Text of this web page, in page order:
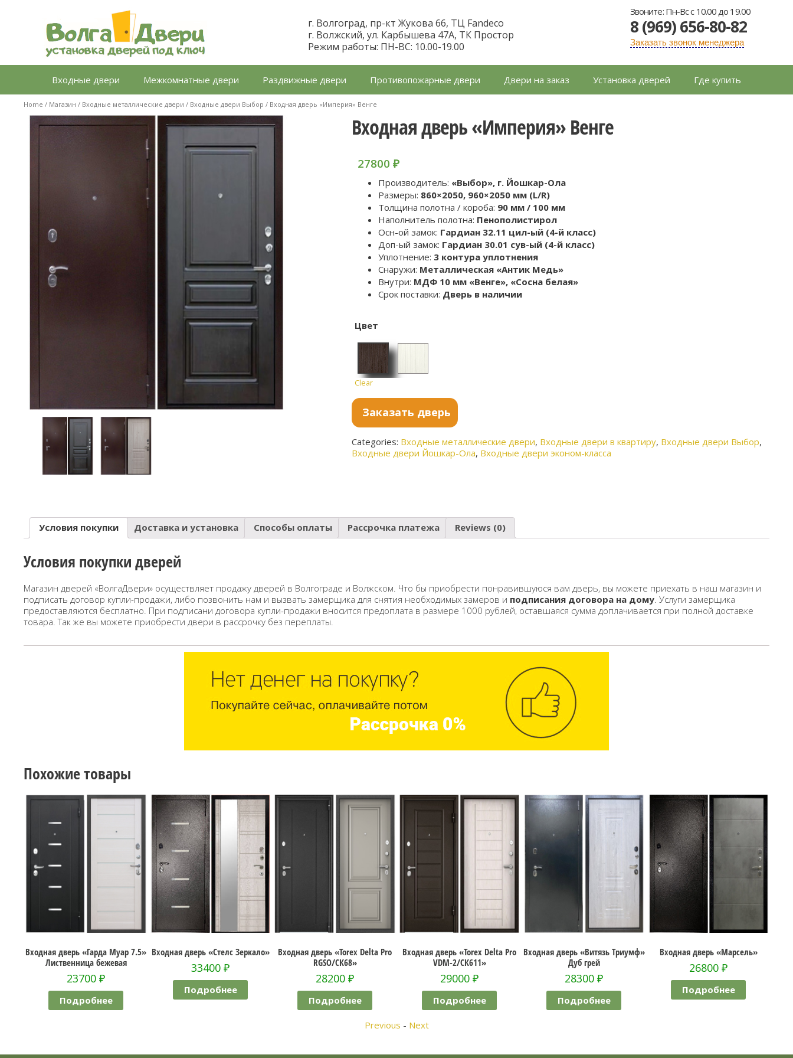
содержимому
г. Волгоград, пр-кт Жукова 66, ТЦ Fandeco
г. Волжский, ул. Карбышева 47А, ТК Простор
Режим работы: ПН-ВС: 10.00-19.00
Звоните: Пн-Вс с 10.00 до 19.00
8 (969) 656-80-82
Заказать звонок менеджера
Входные двери Межкомнатные двери Раздвижные двери Противопожарные двери Двери на заказ Установка дверей Где купить
Home / Магазин / Входные металлические двери / Входные двери Выбор / Входная дверь «Империя» Венге
Входная дверь «Империя» Венге
27800₽
Производитель: «Выбор», г. Йошкар-Ола
Размеры: 860×2050, 960×2050 мм (L/R)
Толщина полотна / короба: 90 мм / 100 мм
Наполнитель полотна: Пенополистирол
Осн-ой замок: Гардиан 32.11 цил-ый (4-й класс)
Доп-ый замок: Гардиан 30.01 сув-ый (4-й класс)
Уплотнение: 3 контура уплотнения
Снаружи: Металлическая «Антик Медь»
Внутри: МДФ 10 мм «Венге», «Сосна белая»
Срок поставки: Дверь в наличии
Цвет
Венге
Clear
Заказать дверь
Categories: Входные металлические двери, Входные двери в квартиру, Входные двери Выбор,
Входные двери Йошкар-Ола, Входные двери эконом-класса
Условия покупки Доставка и установка Способы оплаты Рассрочка платежа Reviews (0)
Условия покупки дверей
Магазин дверей «ВолгаДвери» осуществляет продажу дверей в Волгограде и Волжском. Что бы приобрести понравившуюся вам дверь, вы можете приехать в наш магазин и
подписать договор купли-продажи, либо позвонить нам и вызвать замерщика для снятия необходимых замеров и подписания договора на дому . Услуги замерщика
предоставляются бесплатно. При подписани договора купли-продажи вносится предоплата в размере 1000 рублей, оставшаяся сумма доплачивается при полной доставке
товара. Так же вы можете приобрести двери в рассрочку без переплаты.
Похожие товары
7.5» Входная дверь «Стелс Зеркало»
33400₽
Подробнее
Входная дверь «Torex Delta Pro
RGSO/СК68»
28200₽
Подробнее
Входная дверь «Torex Delta Pro
VDM-2/СК611»
29000
Подробнее
Входная дверь «Витязь Триумф»
Дуб грей
28300
Подробнее
Входная дверь «Марсель»
26800
Подробнее
Входная дверь «Torex TAU LT MP»
Дизайн 03
29800₽
Подробнее
Previous - Next